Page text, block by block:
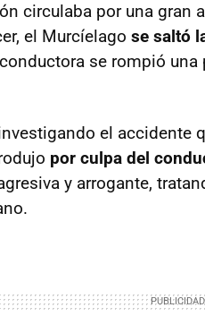
circulaba por una gran
el Murcíelago se saltó
se rompió una
el accidente
por culpa del
y arrogante,